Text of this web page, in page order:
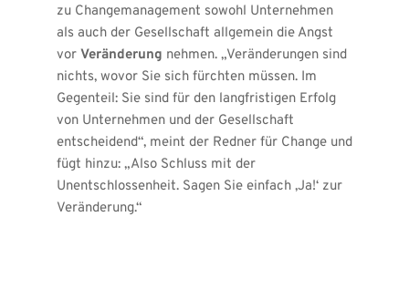
zu Changemanagement sowohl Unternehmen
als auch der Gesellschaft allgemein die Angst
vor Veränderung nehmen. „Veränderungen sind
nichts, wovor Sie sich fürchten müssen. Im
Gegenteil: Sie sind für den langfristigen Erfolg
von Unternehmen und der Gesellschaft
entscheidend“, meint der Redner für Change und
fügt hinzu: „Also Schluss mit der
Unentschlossenheit. Sagen Sie einfach ‚Ja!‘ zur
Veränderung.“